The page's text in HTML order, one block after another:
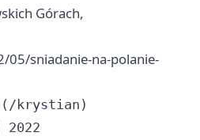
Górach,
sniadanie-na-polanie-
krystian)